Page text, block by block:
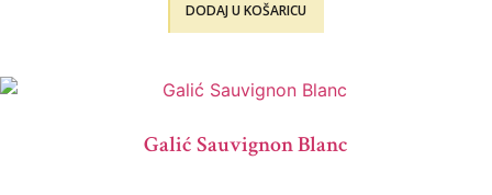
DODAJ U KOŠARICU
Galić Sauvignon Blanc